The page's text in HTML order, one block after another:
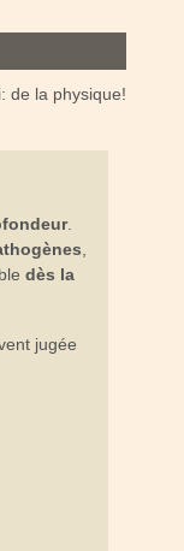
de la physique!
.
dès la
jugée